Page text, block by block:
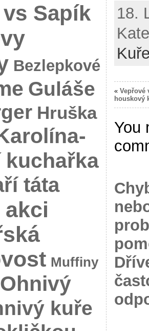
Sapík
Bezlepkové
Guláše
Hruška
kuchařka
táta
Muffiny
Ohnivý
kuře
18.
« Vepřové
houskový
You